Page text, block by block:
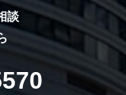
談